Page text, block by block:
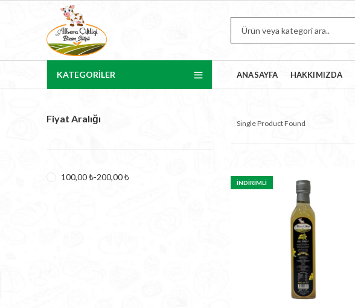
KATEGORİLER ANASAYFA HAKKIMIZDA
Single Product Found
İNDIRIMLI
Fiyat Aralığı
100,00₺-200,00₺